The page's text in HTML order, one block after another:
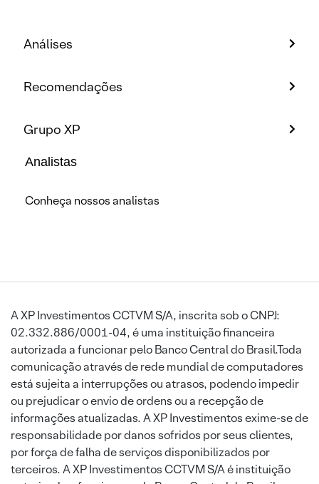
Análises
Recomendações
Grupo XP
Analistas
Conheça nossos analistas
A XP Investimentos CCTVM S/A, inscrita sob o CNPJ:
02.332.886/0001-04, é uma instituição financeira
autorizada a funcionar pelo Banco Central do Brasil.Toda
comunicação através de rede mundial de computadores
está sujeita a interrupções ou atrasos, podendo impedir
ou prejudicar o envio de ordens ou a recepção de
informações atualizadas. A XP Investimentos exime-se de
responsabilidade por danos sofridos por seus clientes,
por força de falha de serviços disponibilizados por
terceiros. A XP Investimentos CCTVM S/A é instituição